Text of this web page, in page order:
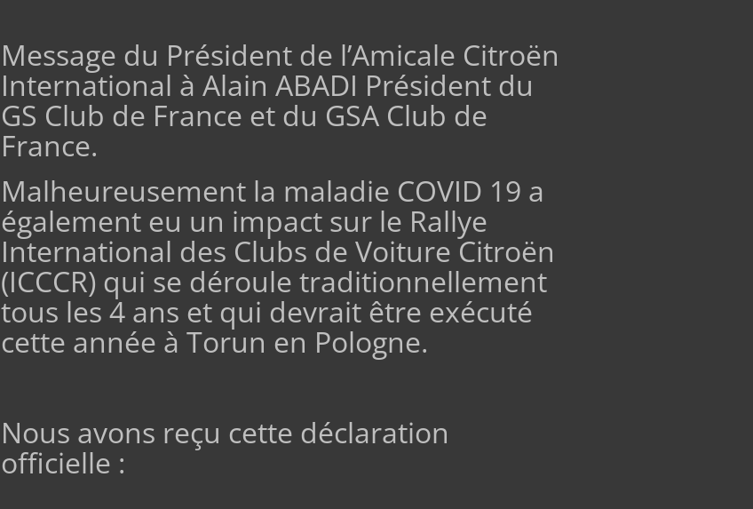
Message du Président de l’Amicale Citroën
International à Alain ABADI Président du
GS Club de France et du GSA Club de
France.
Malheureusement la maladie COVID 19 a
également eu un impact sur le Rallye
International des Clubs de Voiture Citroën
(ICCCR) qui se déroule traditionnellement
tous les 4 ans et qui devrait être exécuté
cette année à Torun en Pologne.
Nous avons reçu cette déclaration
officielle :